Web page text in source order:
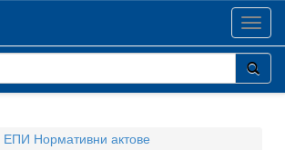
ЕПИ Нормативни актове